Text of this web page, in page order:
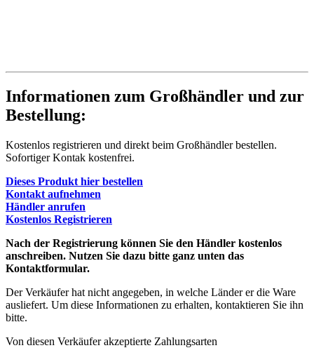
Informationen zum Großhändler und zur
Bestellung:
Kostenlos registrieren und direkt beim Großhändler bestellen.
Sofortiger Kontak kostenfrei.
Dieses Produkt hier bestellen
Kontakt aufnehmen
Händler anrufen
Kostenlos Registrieren
Nach der Registrierung können Sie den Händler kostenlos
anschreiben. Nutzen Sie dazu bitte ganz unten das
Kontaktformular.
Der Verkäufer hat nicht angegeben, in welche Länder er die Ware
ausliefert. Um diese Informationen zu erhalten, kontaktieren Sie ihn
bitte.
Von diesen Verkäufer akzeptierte Zahlungsarten